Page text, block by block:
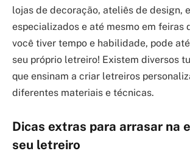
lojas de decoração, ateliês de design,
especializados e até mesmo em feiras
você tiver tempo e habilidade, pode
seu próprio letreiro! Existem diversos
que ensinam a criar letreiros
diferentes materiais e técnicas.
Dicas extras para arrasar na
seu letreiro